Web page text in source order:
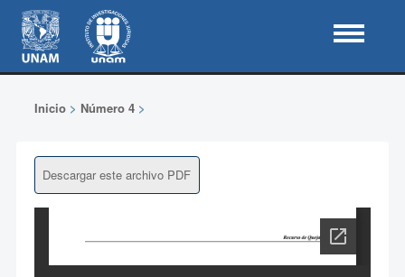
Inicio> Número 4>
Descargar este archivo PDF